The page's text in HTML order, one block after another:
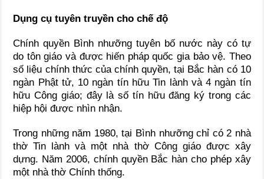
Dụng cụ tuyên truyền cho chế độ
Chính quyền Bình nhưỡng tuyên bố nước này có tự
do tôn giáo và được hiến pháp quốc gia bảo vệ. Theo
số liệu chính thức của chính quyền, tại Bắc hàn có 10
ngàn Phật tử, 10 ngàn tín hữu Tin lành và 4 ngàn tín
hữu Công giáo; đây là số tín hữu đăng ký trong các
hiệp hội được nhìn nhận.
Trong những năm 1980, tại Bình nhưỡng chỉ có 2 nhà
thờ Tin lành và một nhà thờ Công giáo được xây
dựng. Năm 2006, chính quyền Bắc hàn cho phép xây
một nhà thờ Chính thống.